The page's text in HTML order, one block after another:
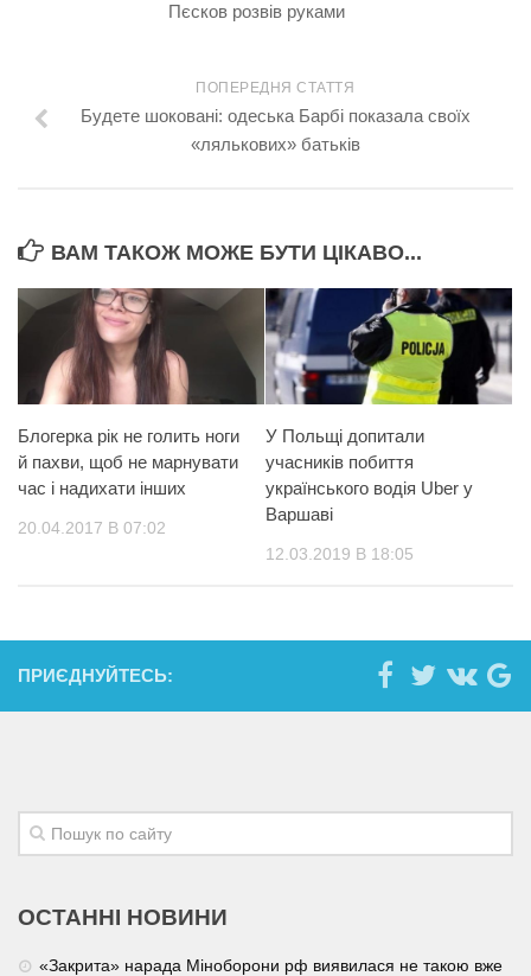
Пєсков розвів руками
ПОПЕРЕДНЯ СТАТТЯ
Будете шоковані: одеська Барбі показала своїх
«лялькових» батьків
ВАМ ТАКОЖ МОЖЕ БУТИ ЦІКАВО...
Блогерка рік не голить ноги
й пахви, щоб не марнувати
час і надихати інших
20.04.2017 В 07:02
У Польщі допитали
учасників побиття
українського водія Uber у
Варшаві
12.03.2019 В 18:05
ПРИЄДНУЙТЕСЬ:
ОСТАННІ НОВИНИ
«Закрита» нарада Міноборони рф виявилася не такою вже